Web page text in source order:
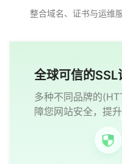
整合域名、证书与运维
全球可信的SSL
多种不同品牌的
障您网站安全，提